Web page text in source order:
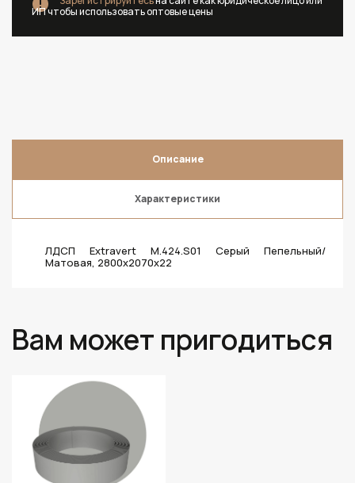
ИП чтобы использовать оптовые цены
Описание
Характеристики
ЛДСП Extravert M.424.S01 Серый Пепельный/
Матовая, 2800х2070х22
Вам может пригодиться